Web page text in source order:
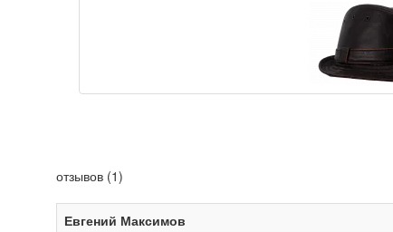
отзывов (1)
Евгений Максимов